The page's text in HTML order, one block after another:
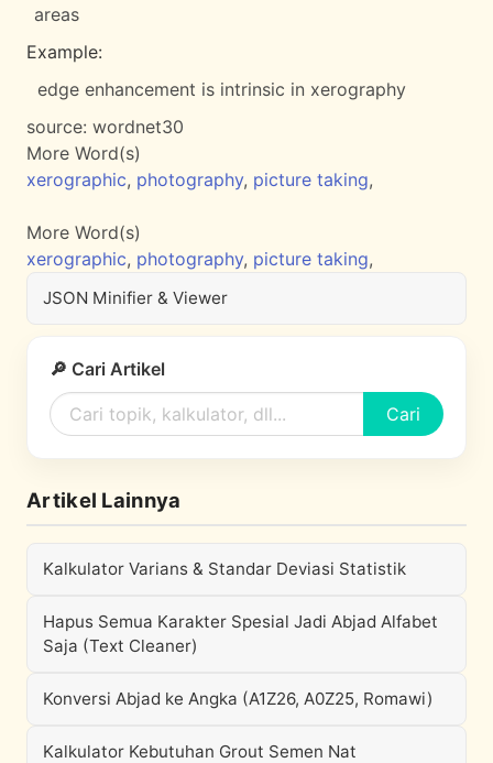
areas
Example:
edge enhancement is intrinsic in xerography
source: wordnet30
More Word(s)
xerographic, photography, picture taking,
More Word(s)
xerographic, photography, picture taking,
JSON Minifier & Viewer
🔎 Cari Artikel
Cari
Artikel Lainnya
Kalkulator Varians & Standar Deviasi Statistik
Hapus Semua Karakter Spesial Jadi Abjad Alfabet
Saja (Text Cleaner)
Konversi Abjad ke Angka (A1Z26, A0Z25, Romawi)
Kalkulator Kebutuhan Grout Semen Nat